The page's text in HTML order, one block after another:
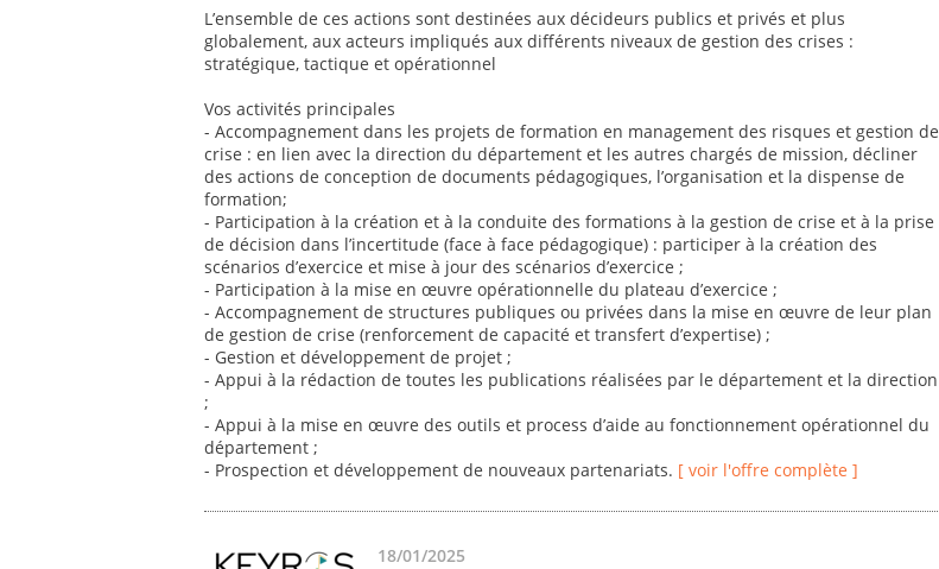
L’ensemble de ces actions sont destinées aux décideurs publics et privés et plus
globalement, aux acteurs impliqués aux différents niveaux de gestion des crises :
stratégique, tactique et opérationnel
Vos activités principales
- Accompagnement dans les projets de formation en management des risques et gestion de
crise : en lien avec la direction du département et les autres chargés de mission, décliner
des actions de conception de documents pédagogiques, l’organisation et la dispense de
formation;
- Participation à la création et à la conduite des formations à la gestion de crise et à la prise
de décision dans l’incertitude (face à face pédagogique) : participer à la création des
scénarios d’exercice et mise à jour des scénarios d’exercice ;
- Participation à la mise en œuvre opérationnelle du plateau d’exercice ;
- Accompagnement de structures publiques ou privées dans la mise en œuvre de leur plan
de gestion de crise (renforcement de capacité et transfert d’expertise) ;
- Gestion et développement de projet ;
- Appui à la rédaction de toutes les publications réalisées par le département et la direction
;
- Appui à la mise en œuvre des outils et process d’aide au fonctionnement opérationnel du
département ;
- Prospection et développement de nouveaux partenariats. [ voir l'offre complète ]
18/01/2025